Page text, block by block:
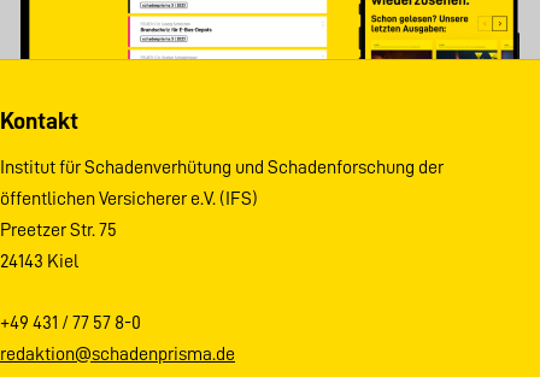
Kontakt
Institut für Schadenverhütung und Schadenforschung der
öffentlichen Versicherer e.V. (IFS)
Preetzer Str. 75
24143 Kiel
+49 431 / 77 57 8-0
redaktion@schadenprisma.de